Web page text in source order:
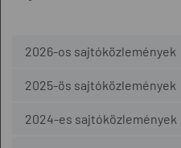
2026-os sajtóközlemények
2025-ös sajtóközlemények
2024-es sajtóközlemények